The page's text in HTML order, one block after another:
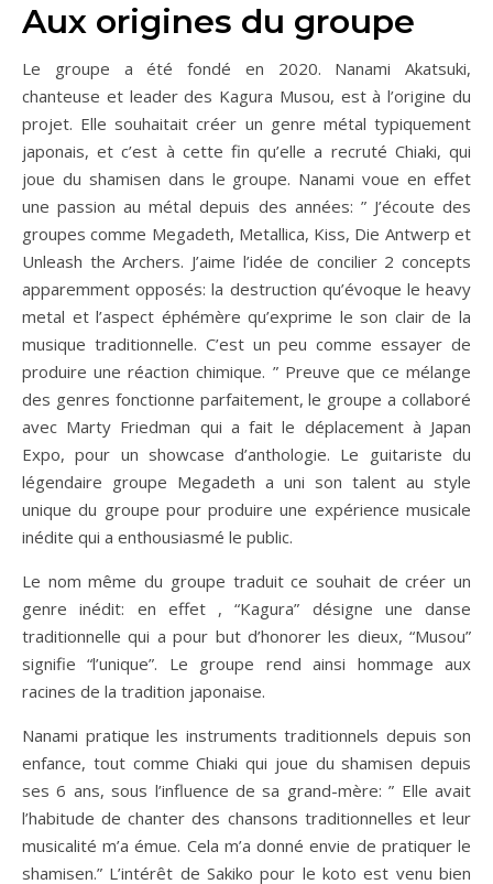
Aux origines du groupe
Le groupe a été fondé en 2020. Nanami Akatsuki,
chanteuse et leader des Kagura Musou, est à l’origine du
projet. Elle souhaitait créer un genre métal typiquement
japonais, et c’est à cette fin qu’elle a recruté Chiaki, qui
joue du shamisen dans le groupe. Nanami voue en effet
une passion au métal depuis des années: ” J’écoute des
groupes comme Megadeth, Metallica, Kiss, Die Antwerp et
Unleash the Archers. J’aime l’idée de concilier 2 concepts
apparemment opposés: la destruction qu’évoque le heavy
metal et l’aspect éphémère qu’exprime le son clair de la
musique traditionnelle. C’est un peu comme essayer de
produire une réaction chimique. ” Preuve que ce mélange
des genres fonctionne parfaitement, le groupe a collaboré
avec Marty Friedman qui a fait le déplacement à Japan
Expo, pour un showcase d’anthologie. Le guitariste du
légendaire groupe Megadeth a uni son talent au style
unique du groupe pour produire une expérience musicale
inédite qui a enthousiasmé le public.
Le nom même du groupe traduit ce souhait de créer un
genre inédit: en effet , “Kagura” désigne une danse
traditionnelle qui a pour but d’honorer les dieux, “Musou”
signifie “l’unique”. Le groupe rend ainsi hommage aux
racines de la tradition japonaise.
Nanami pratique les instruments traditionnels depuis son
enfance, tout comme Chiaki qui joue du shamisen depuis
ses 6 ans, sous l’influence de sa grand-mère: ” Elle avait
l’habitude de chanter des chansons traditionnelles et leur
musicalité m’a émue. Cela m’a donné envie de pratiquer le
shamisen.” L’intérêt de Sakiko pour le koto est venu bien